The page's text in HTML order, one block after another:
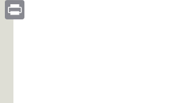
LinkedIn